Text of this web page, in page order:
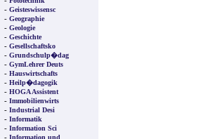
- Geisteswissensc
- Geographie
- Geologie
- Geschichte
- Gesellschaftsko
- Grundschulp�dag
- GymLehrer Deuts
- Hauswirtschafts
- Heilp�dagogik
- HOGA Assistent
- Immobilienwirts
- Industrial Desi
- Informatik
- Information Sci
- Information und